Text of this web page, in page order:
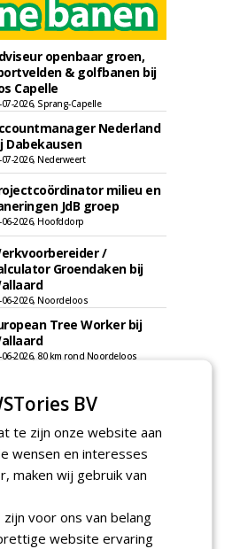
openbaar groen,
& golfbanen bij
Capelle
07-2026, Sprang-Capelle
Nederland
Dabekausen
07-2026, Nederweert
milieu en
JdB groep
06-2026, Hoofddorp
/
Groendaken bij
06-2026, Noordeloos
Tree Worker bij
06-2026, 80 km rond Noordeloos
Wallaard
(32-40 uur per
bij SmitsRinsma
werkvoorbereider
40 uur) bij SmitsRinsma
BV
te zijn onze website aan
wensen en interesses
maken wij gebruik van
voor ons van belang
website ervaring